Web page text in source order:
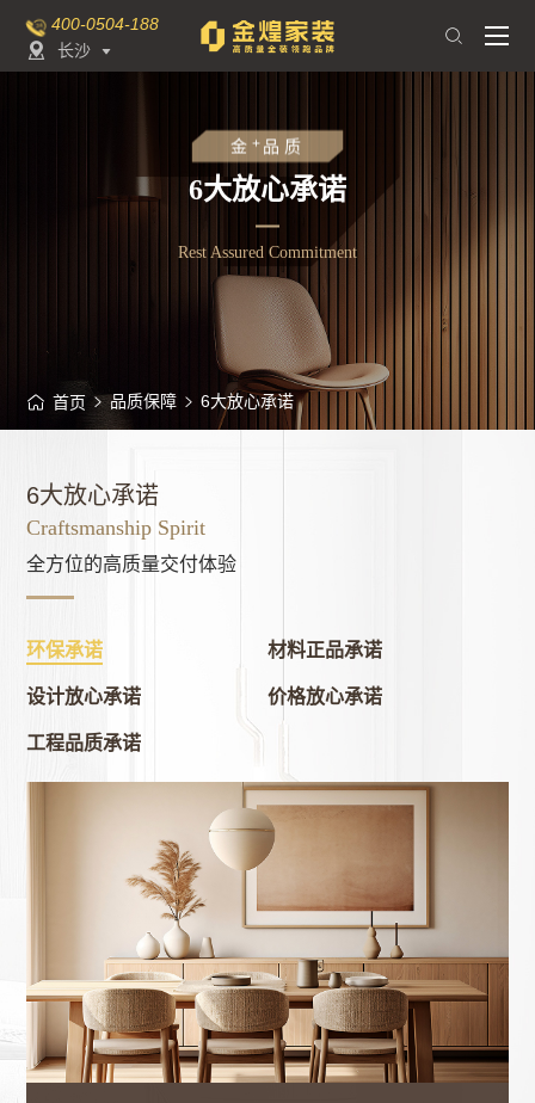
400-0504-188
长沙 

金 + 品质
6大放心承诺
Rest Assured Commitment
首页 品质保障 6大放心承诺
6大放心承诺
Craftsmanship Spirit
全方位的高质量交付体验
环保承诺 材料正品承诺
设计放心承诺 价格放心承诺
工程品质承诺